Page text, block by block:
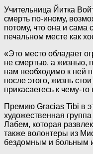
Учительница Йитка
смерть по-иному,
потому, что она и сама
печальном месте как
«Это место обладает
не смертью, а жизнью,
нам необходимо к ней
после этого, жизнь
прикасаетесь к чему-
Премию Gracias Tibi в
художественная
Лабем, которая
также волонтеры из
бездомным и больным